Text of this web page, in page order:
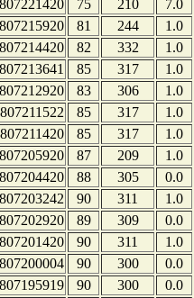
75 210
7.0
81 244
1.0
82 332
1.0
85 317
1.0
83 306
1.0
85 317
1.0
85 317
1.0
87 209
1.0
88 305
0.0
90 311
1.0
89 309
0.0
90 311
1.0
90 300
0.0
90 300
0.0